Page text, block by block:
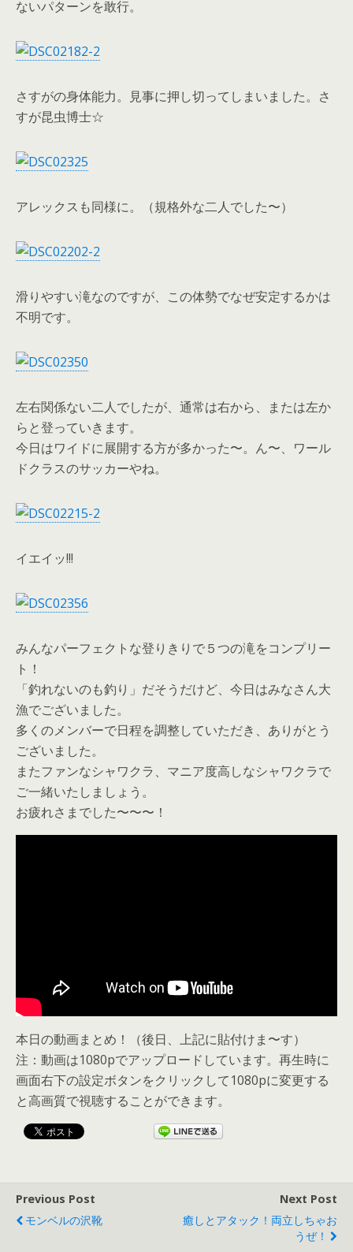
ないパターンを敢行。
さすがの身体能力。見事に押し切ってしまいました。さ
すが昆虫博士☆
アレックスも同様に。（規格外な二人でした〜）
滑りやすい滝なのですが、この体勢でなぜ安定するかは
不明です。
左右関係ない二人でしたが、通常は右から、または左か
らと登っていきます。
今日はワイドに展開する方が多かった〜。ん〜、ワール
ドクラスのサッカーやね。
イエイッ!!!
みんなパーフェクトな登りきりで５つの滝をコンプリー
ト！
「釣れないのも釣り」だそうだけど、今日はみなさん大
漁でございました。
多くのメンバーで日程を調整していただき、ありがとう
ございました。
またファンなシャワクラ、マニア度高しなシャワクラで
ご一緒いたしましょう。
お疲れさまでした〜〜〜！
本日の動画まとめ！（後日、上記に貼付けま〜す）
注：動画は1080pでアップロードしています。再生時に
画面右下の設定ボタンをクリックして1080pに変更する
と高画質で視聴することができます。
Previous Post
モンベルの沢靴
Next Post
癒しとアタック！両立しちゃお
うぜ！